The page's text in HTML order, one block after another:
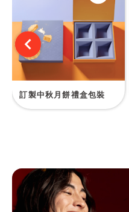
訂製中秋月餅禮盒包裝